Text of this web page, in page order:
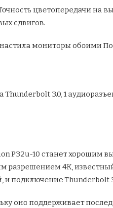
цветопередачи на
сдвигов.
мониторы обоими
Thunderbolt 3.0, 1
P32u-10 станет хорошим
разрешением 4K,
и подключение Thunderbolt
оно поддерживает